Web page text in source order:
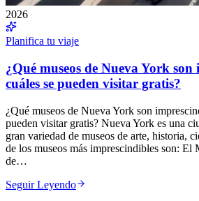
2026
Planifica tu viaje
¿Qué museos de Nueva York
cuáles se pueden visitar gratis?
¿Qué museos de Nueva York son
pueden visitar gratis? Nueva York es una
gran variedad de museos de arte, historia,
de los museos más imprescindibles son: El
de…
Seguir Leyendo